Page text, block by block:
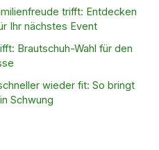
trifft: Entdecken
Ihr nächstes Event
Brautschuh-Wahl für den
wieder fit: So bringt
Schwung